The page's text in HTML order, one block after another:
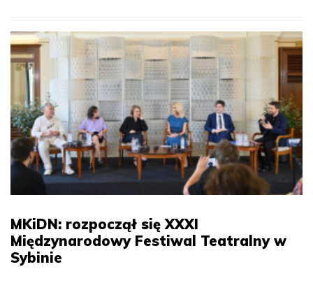
MKiDN: rozpoczął się XXXI
Międzynarodowy Festiwal Teatralny w
Sybinie